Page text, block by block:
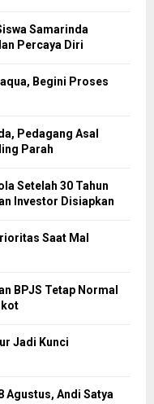
Samarinda
Percaya Diri
Begini Proses
Pedagang Asal
Parah
Setelah 30 Tahun
Investor Disiapkan
Saat Mal
BPJS Tetap Normal
Jadi Kunci
Agustus, Andi Satya